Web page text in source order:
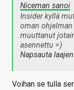
Niceman sanoi
Insider kyllä
oman
muuttanut
asennettu =)
Napsauta
Voihan se tulla